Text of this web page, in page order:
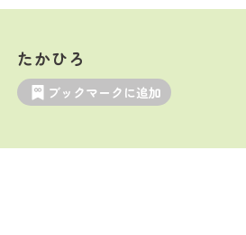
たかひろ
ブックマークに追加